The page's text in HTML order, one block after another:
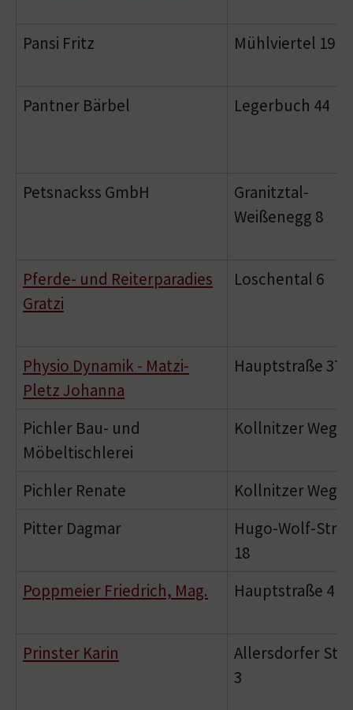
Pansi Fritz Mühlviertel 19
Pantner Bärbel Legerbuch 44
Petsnackss GmbH
Granitztal-
Weißenegg 8
Pferde- und Reiterparadies
Gratzi
Loschental 6
Physio Dynamik - Matzi-
Pletz Johanna
Hauptstraße 37
Pichler Bau- und
Möbeltischlerei
Kollnitzer Weg
Pichler Renate
Kollnitzer Weg
Pitter Dagmar
Hugo-Wolf-
18
Poppmeier Friedrich, Mag.
Hauptstraße 4
Prinster Karin
Allersdorfer
3